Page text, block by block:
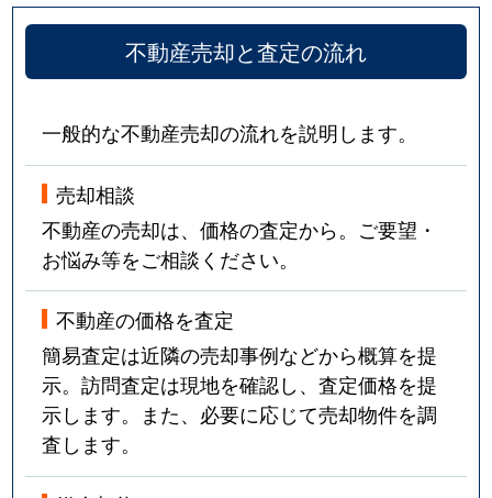
不動産売却と査定の流れ
一般的な不動産売却の流れを説明します。
売却相談
不動産の売却は、価格の査定から。ご要望・
お悩み等をご相談ください。
不動産の価格を査定
簡易査定は近隣の売却事例などから概算を提
示。訪問査定は現地を確認し、査定価格を提
示します。また、必要に応じて売却物件を調
査します。